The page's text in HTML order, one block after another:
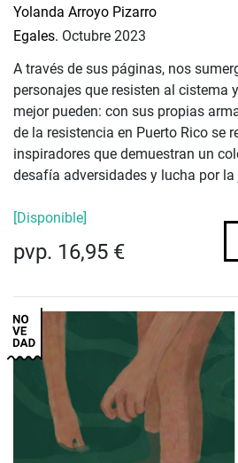
Yolanda Arroyo Pizarro
Egales. Octubre 2023
A través de sus páginas, nos
personajes que resisten al cistema
mejor pueden: con sus propias
de la resistencia en Puerto Rico se
inspiradores que demuestran un
desafía adversidades y lucha por la
[Disponible]
pvp. 16,95 €